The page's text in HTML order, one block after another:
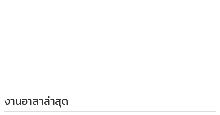
งานอาสาล่าสุด